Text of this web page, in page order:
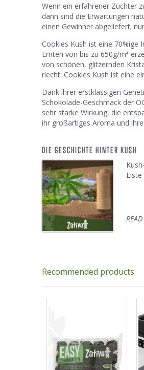
Wenn ein erfahrener Züchter
dann sind die Erwartungen
einen Gewinner abgeliefert;
Cookies Kush ist eine 70%ige
Ernten von bis zu 650g/m²
von schönen, glitzernden
riecht. Cookies Kush ist eine
Dank ihrer erstklassigen
Schokolade-Geschmack der
sehr starke Wirkung, die
ihr großartiges Aroma und
DIE GESCHICHTE HINTER KUSH
Liste
Recommended products